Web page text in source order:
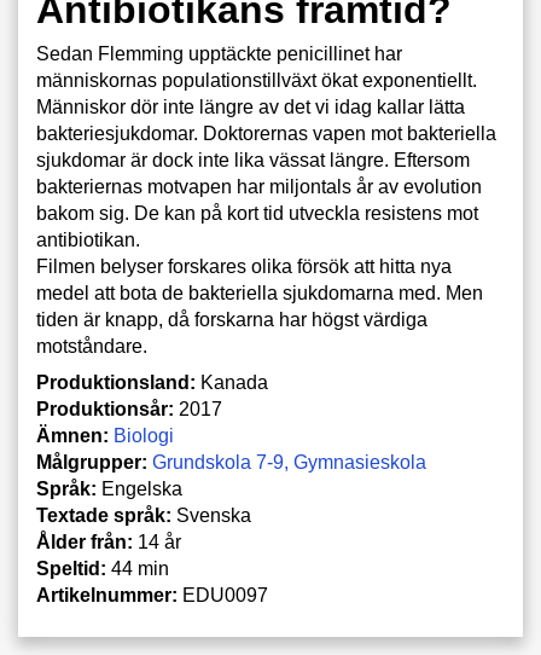
Antibiotikans framtid?
Sedan Flemming upptäckte penicillinet har
människornas populationstillväxt ökat exponentiellt.
Människor dör inte längre av det vi idag kallar lätta
bakteriesjukdomar. Doktorernas vapen mot bakteriella
sjukdomar är dock inte lika vässat längre. Eftersom
bakteriernas motvapen har miljontals år av evolution
bakom sig. De kan på kort tid utveckla resistens mot
antibiotikan.
Filmen belyser forskares olika försök att hitta nya
medel att bota de bakteriella sjukdomarna med. Men
tiden är knapp, då forskarna har högst värdiga
motståndare.
Produktionsland: Kanada
Produktionsår: 2017
Ämnen: Biologi
Målgrupper: Grundskola 7-9 Gymnasieskola
Språk: Engelska
Textade språk: Svenska
Ålder från: 14 år
Speltid: 44 min
Artikelnummer: EDU0097